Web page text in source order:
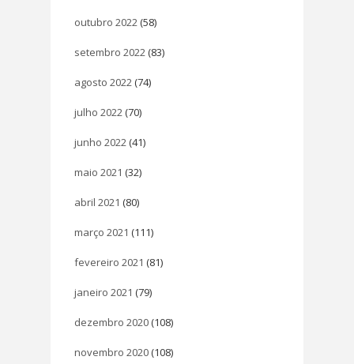
outubro 2022 (58)
setembro 2022 (83)
agosto 2022 (74)
julho 2022 (70)
junho 2022 (41)
maio 2021 (32)
abril 2021 (80)
março 2021 (111)
fevereiro 2021 (81)
janeiro 2021 (79)
dezembro 2020 (108)
novembro 2020 (108)